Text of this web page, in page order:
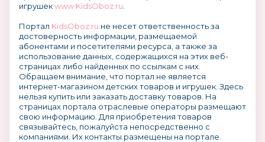
игрушекwww.KidsOboz.ru
Портал KidsOboz.ru не несет ответственность за
достоверность информации, размещаемой
абонентами и посетителями ресурса, а также за
использование данных, содержащихся на этих веб-
страницах либо найденных по ссылкам с них.
Обращаем внимание, что портал не является
интернет-магазином детских товаров и игрушек. Здесь
нельзя купить или заказать доставку товаров. На
страницах портала отраслевые операторы размещают
свою информацию. Для приобретения товаров
связывайтесь, пожалуйста непосредственно с
компаниями. Их контакты размещены на портале.